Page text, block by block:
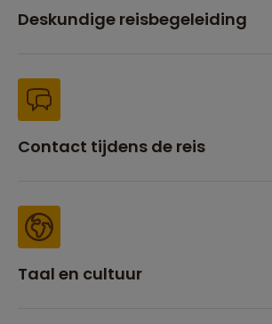
Deskundige reisbegeleiding
Contact tijdens de reis
Taal en cultuur